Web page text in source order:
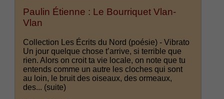
Paulin Étienne : Le Bourriquet Vlan-
Vlan
Collection Les Écrits du Nord (poésie) - Vibrato
Un jour quelque chose t’arrive, si terrible que
rien. Alors on croit ta vie locale, on note que tu
entends comme un autre les cloches qui sont
au loin, le bruit des oiseaux, des ormeaux,
des... (suite)